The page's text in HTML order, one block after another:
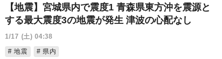
【地震】宮城県内で震度1 青森県東方沖を震源と
する最大震度3の地震が発生 津波の心配なし
1/17 (土) 04:38
地震
県内